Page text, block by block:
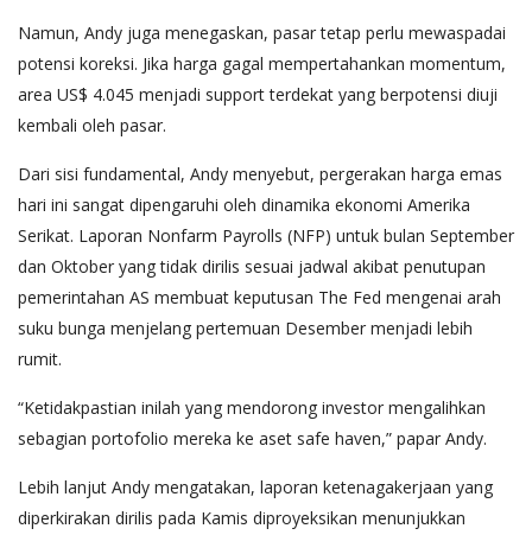
Namun, Andy juga menegaskan, pasar tetap perlu mewaspadai
potensi koreksi. Jika harga gagal mempertahankan momentum,
area US$ 4.045 menjadi support terdekat yang berpotensi diuji
kembali oleh pasar.
Dari sisi fundamental, Andy menyebut, pergerakan harga emas
hari ini sangat dipengaruhi oleh dinamika ekonomi Amerika
Serikat. Laporan Nonfarm Payrolls (NFP) untuk bulan September
dan Oktober yang tidak dirilis sesuai jadwal akibat penutupan
pemerintahan AS membuat keputusan The Fed mengenai arah
suku bunga menjelang pertemuan Desember menjadi lebih
rumit.
“Ketidakpastian inilah yang mendorong investor mengalihkan
sebagian portofolio mereka ke aset safe haven,” papar Andy.
Lebih lanjut Andy mengatakan, laporan ketenagakerjaan yang
diperkirakan dirilis pada Kamis diproyeksikan menunjukkan